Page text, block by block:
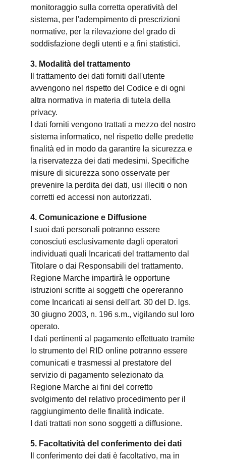
monitoraggio sulla corretta operatività del
sistema, per l'adempimento di prescrizioni
normative, per la rilevazione del grado di
soddisfazione degli utenti e a fini statistici.
3. Modalità del trattamento
Il trattamento dei dati forniti dall'utente
avvengono nel rispetto del Codice e di ogni
altra normativa in materia di tutela della
privacy.
I dati forniti vengono trattati a mezzo del nostro
sistema informatico, nel rispetto delle predette
finalità ed in modo da garantire la sicurezza e
la riservatezza dei dati medesimi. Specifiche
misure di sicurezza sono osservate per
prevenire la perdita dei dati, usi illeciti o non
corretti ed accessi non autorizzati.
4. Comunicazione e Diffusione
I suoi dati personali potranno essere
conosciuti esclusivamente dagli operatori
individuati quali Incaricati del trattamento dal
Titolare o dai Responsabili del trattamento.
Regione Marche impartirà le opportune
istruzioni scritte ai soggetti che opereranno
come Incaricati ai sensi dell'art. 30 del D. lgs.
30 giugno 2003, n. 196 s.m., vigilando sul loro
operato.
I dati pertinenti al pagamento effettuato tramite
lo strumento del RID online potranno essere
comunicati e trasmessi al prestatore del
servizio di pagamento selezionato da
Regione Marche ai fini del corretto
svolgimento del relativo procedimento per il
raggiungimento delle finalità indicate.
I dati trattati non sono soggetti a diffusione.
5. Facoltatività del conferimento dei dati
Il conferimento dei dati è facoltativo, ma in